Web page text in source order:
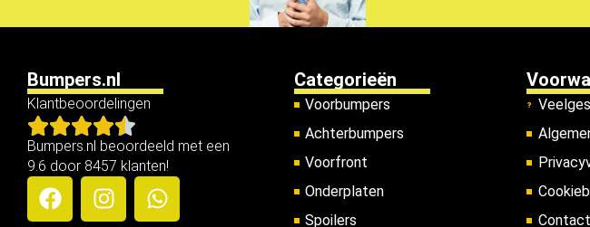
Bumpers.nl
Klantbeoordelingen
Bumpers.nl beoordeeld met een
9.6 door 8457 klanten!
Categorieën
Voorbumpers
Achterbumpers
Voorfront
Onderplaten
Spoilers
Contact